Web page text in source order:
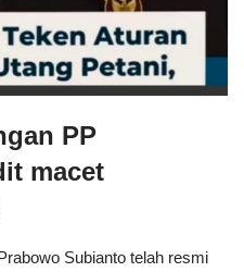
PP
macet
Subianto telah resmi